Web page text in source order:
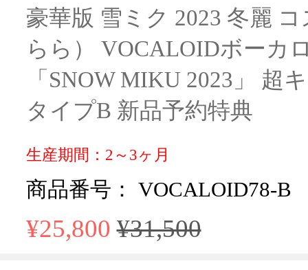
豪華版 雪ミク 2023 冬麗
らら） VOCALOIDボーカ
「SNOW MIKU 2023」 超
タイプB 新品予約特典
生産期間：2～3ヶ月
商品番号： VOCALOID78-B
¥25,800¥31,500